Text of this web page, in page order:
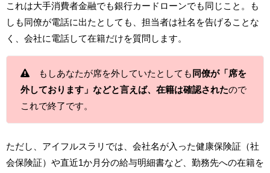
これは大手消費者金融でも銀行カードローンでも同じこと。も
しも同僚が電話に出たとしても、担当者は社名を告げることな
く、会社に電話して在籍だけを質問します。
もしあなたが席を外していたとしても 同僚が「席を
外しております」などと言えば、在籍は確認されたので
これで終了です。
ただし、アイフルスラリでは、会社名が入った健康保険証（社
会保険証）や直近1か月分の給与明細書など、勤務先への在籍を